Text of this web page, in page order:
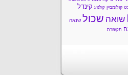
קולומביין קולנוע קינדל
שואה שכול שנאה
תקשורת